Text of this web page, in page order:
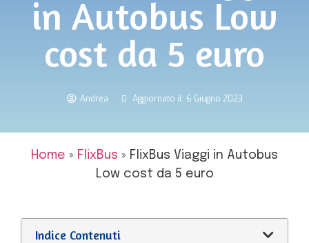
in Autobus Low
cost da 5 euro
Andrea Aggiornato il: 6 Giugno 2023
Home » FlixBus » FlixBus Viaggi in Autobus
Low cost da 5 euro
Indice Contenuti